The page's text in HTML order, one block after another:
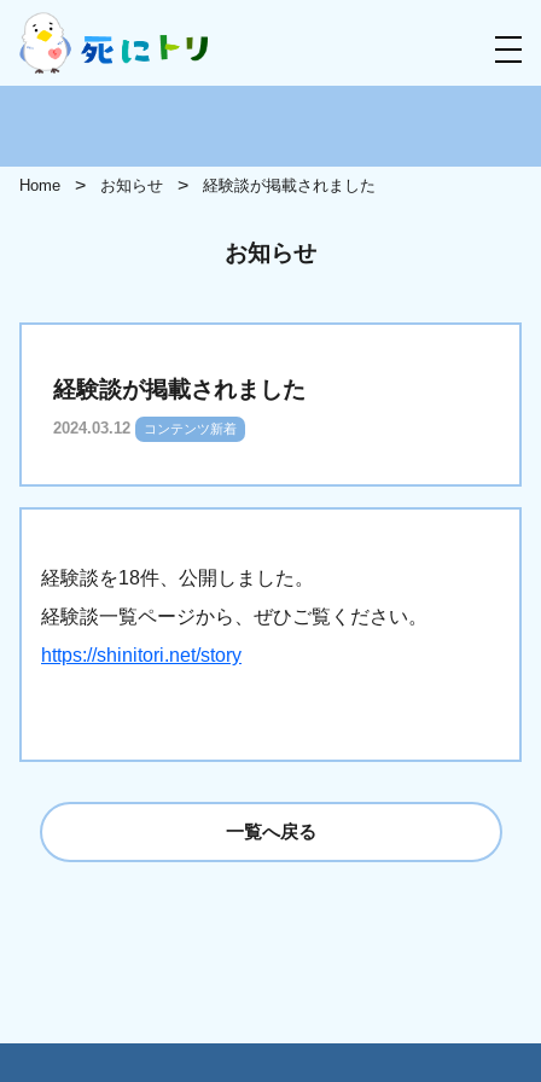
Home お知らせ 経験談が掲載されました
お知らせ
経験談が掲載されました
2024.03.12 コンテンツ新着
経験談を18件、公開しました。
経験談一覧ページから、ぜひご覧ください。
https://shinitori.net/story
一覧へ戻る